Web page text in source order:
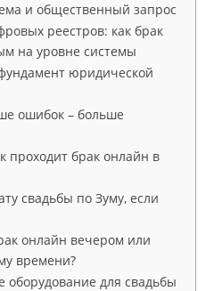
и общественный запрос
реестров: как брак
на уровне системы
юридической
ошибок – больше
проходит брак онлайн в
свадьбы по Зуму, если
онлайн вечером или
времени?
оборудование для свадьбы